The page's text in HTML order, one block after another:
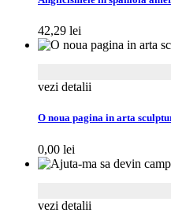
42,29 lei
vezi detalii
O noua pagina in arta
0,00 lei
vezi detalii